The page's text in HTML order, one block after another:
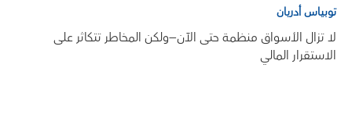
توبياس أدريان
لا تزال الأسواق منظمة حتى الآن—ولكن المخاطر تتكاثر على
الاستقرار المالي